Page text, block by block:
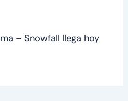
– Snowfall llega hoy